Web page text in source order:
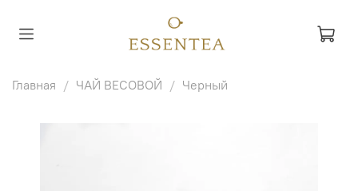
Главная ЧАЙ ВЕСОВОЙ Черный